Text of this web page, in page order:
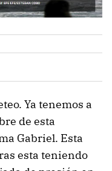
Ya tenemos a
de esta
Gabriel. Esta
esta teniendo